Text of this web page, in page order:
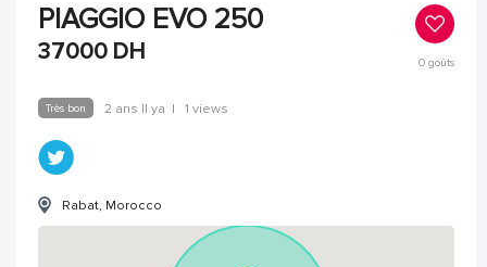
PIAGGIO EVO 250
37000 DH 0goûts
Très bon 2 ans Il ya | 1 views
Rabat, Morocco